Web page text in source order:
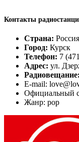
Контакты
Страна: Россия
Город: Курск
Телефон: 7
Адрес: ул.
Радиовещание:
E-mail:
Официальный
Жанр: pop